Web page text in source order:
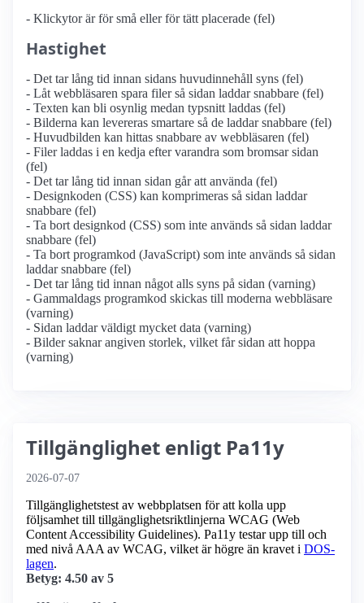
- Klickytor är för små eller för tätt placerade (fel)
Hastighet
- Det tar lång tid innan sidans huvudinnehåll syns (fel)
- Låt webbläsaren spara filer så sidan laddar snabbare (fel)
- Texten kan bli osynlig medan typsnitt laddas (fel)
- Bilderna kan levereras smartare så de laddar snabbare (fel)
- Huvudbilden kan hittas snabbare av webbläsaren (fel)
- Filer laddas i en kedja efter varandra som bromsar sidan
(fel)
- Det tar lång tid innan sidan går att använda (fel)
- Designkoden (CSS) kan komprimeras så sidan laddar
snabbare (fel)
- Ta bort designkod (CSS) som inte används så sidan laddar
snabbare (fel)
- Ta bort programkod (JavaScript) som inte används så sidan
laddar snabbare (fel)
- Det tar lång tid innan något alls syns på sidan (varning)
- Gammaldags programkod skickas till moderna webbläsare
(varning)
- Sidan laddar väldigt mycket data (varning)
- Bilder saknar angiven storlek, vilket får sidan att hoppa
(varning)
Tillgänglighet enligt Pa11y
2026-07-07
Tillgänglighetstest av webbplatsen för att kolla upp
följsamhet till tillgänglighets­riktlinjerna WCAG (Web
Content Accessibility Guidelines). Pa11y testar upp till och
med nivå AAA av WCAG, vilket är högre än kravet i DOS-
lagen.
Betyg: 4.50 av 5